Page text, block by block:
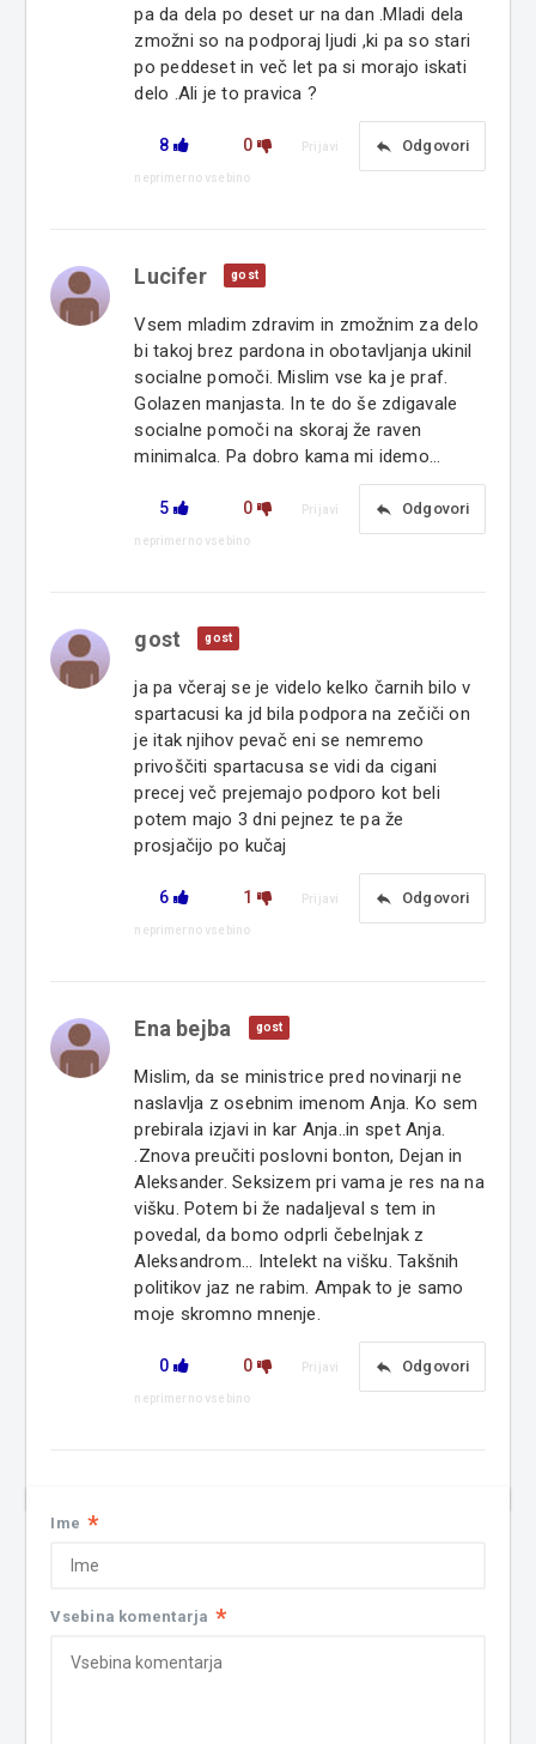
pa da dela po deset ur na dan .Mladi dela
zmožni so na podporaj ljudi ,ki pa so stari
po peddeset in več let pa si morajo iskati
delo .Ali je to pravica ?
8 0 reply Odgovori
Prijavi
neprimerno vsebino
Lucifer gost
Vsem mladim zdravim in zmožnim za delo
bi takoj brez pardona in obotavljanja ukinil
socialne pomoči. Mislim vse ka je praf.
Golazen manjasta. In te do še zdigavale
socialne pomoči na skoraj že raven
minimalca. Pa dobro kama mi idemo...
5 0 reply Odgovori
Prijavi
neprimerno vsebino
gost gost
ja pa včeraj se je videlo kelko čarnih bilo v
spartacusi ka jd bila podpora na zečiči on
je itak njihov pevač eni se nemremo
privoščiti spartacusa se vidi da cigani
precej več prejemajo podporo kot beli
potem majo 3 dni pejnez te pa že
prosjačijo po kučaj
6 1 reply Odgovori
Prijavi
neprimerno vsebino
Ena bejba gost
Mislim, da se ministrice pred novinarji ne
naslavlja z osebnim imenom Anja. Ko sem
prebirala izjavi in kar Anja..in spet Anja.
.Znova preučiti poslovni bonton, Dejan in
Aleksander. Seksizem pri vama je res na na
višku. Potem bi že nadaljeval s tem in
povedal, da bomo odprli čebelnjak z
Aleksandrom... Intelekt na višku. Takšnih
politikov jaz ne rabim. Ampak to je samo
moje skromno mnenje.
0 0 reply Odgovori
Prijavi
neprimerno vsebino
Ime *
Vsebina komentarja *